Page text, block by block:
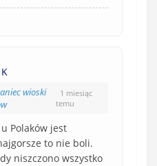
wioski
1 miesiąc
temu
Polaków jest
to nie boli.
niszczono wszystko